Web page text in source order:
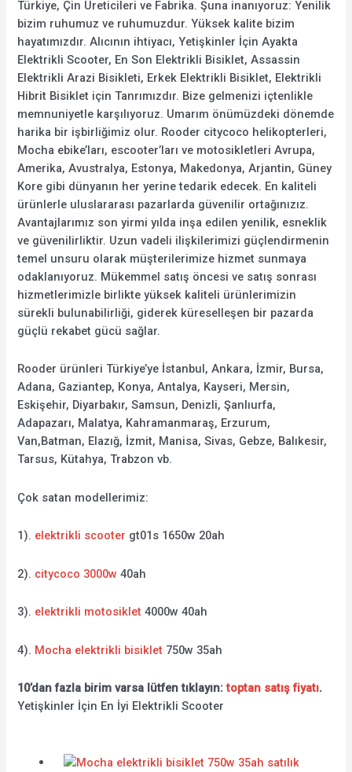
Türkiye, Çin Üreticileri ve Fabrika. Şuna inanıyoruz: Yenilik
bizim ruhumuz ve ruhumuzdur. Yüksek kalite bizim
hayatımızdır. Alıcının ihtiyacı, Yetişkinler İçin Ayakta
Elektrikli Scooter, En Son Elektrikli Bisiklet, Assassin
Elektrikli Arazi Bisikleti, Erkek Elektrikli Bisiklet, Elektrikli
Hibrit Bisiklet için Tanrımızdır. Bize gelmenizi içtenlikle
memnuniyetle karşılıyoruz. Umarım önümüzdeki dönemde
harika bir işbirliğimiz olur. Rooder citycoco helikopterleri,
Mocha ebike’ları, escooter’ları ve motosikletleri Avrupa,
Amerika, Avustralya, Estonya, Makedonya, Arjantin, Güney
Kore gibi dünyanın her yerine tedarik edecek. En kaliteli
ürünlerle uluslararası pazarlarda güvenilir ortağınızız.
Avantajlarımız son yirmi yılda inşa edilen yenilik, esneklik
ve güvenilirliktir. Uzun vadeli ilişkilerimizi güçlendirmenin
temel unsuru olarak müşterilerimize hizmet sunmaya
odaklanıyoruz. Mükemmel satış öncesi ve satış sonrası
hizmetlerimizle birlikte yüksek kaliteli ürünlerimizin
sürekli bulunabilirliği, giderek küreselleşen bir pazarda
güçlü rekabet gücü sağlar.
Rooder ürünleri Türkiye’ye İstanbul, Ankara, İzmir, Bursa,
Adana, Gaziantep, Konya, Antalya, Kayseri, Mersin,
Eskişehir, Diyarbakır, Samsun, Denizli, Şanlıurfa,
Adapazarı, Malatya, Kahramanmaraş, Erzurum,
Van,Batman, Elazığ, İzmit, Manisa, Sivas, Gebze, Balıkesir,
Tarsus, Kütahya, Trabzon vb.
Çok satan modellerimiz:
1). elektrikli scooter gt01s 1650w 20ah
2). citycoco 3000w 40ah
3). elektrikli motosiklet 4000w 40ah
4). Mocha elektrikli bisiklet 750w 35ah
10’dan fazla birim varsa lütfen tıklayın:toptan satış fiyatı.
Yetişkinler İçin En İyi Elektrikli Scooter